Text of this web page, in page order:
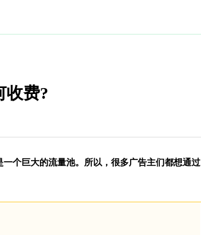
收费?
个巨大的流量池。所以，很多广告主们都想通过